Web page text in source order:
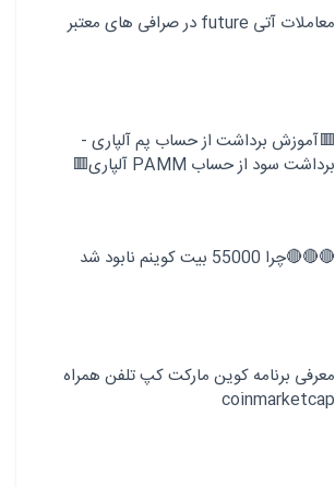
معاملات آتی future در صرافی های معتبر
🟥آموزش برداشت از حساب پم آلپاری -
برداشت سود از حساب PAMM آلپاری🟥
🔴🔴🔴چرا 55000 بیت کوینم نابود شد
معرفی برنامه کوین مارکت کپ تلفن همراه
coinmarketcap